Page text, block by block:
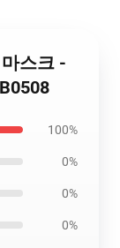
스크 -
100%
0%
0%
0%